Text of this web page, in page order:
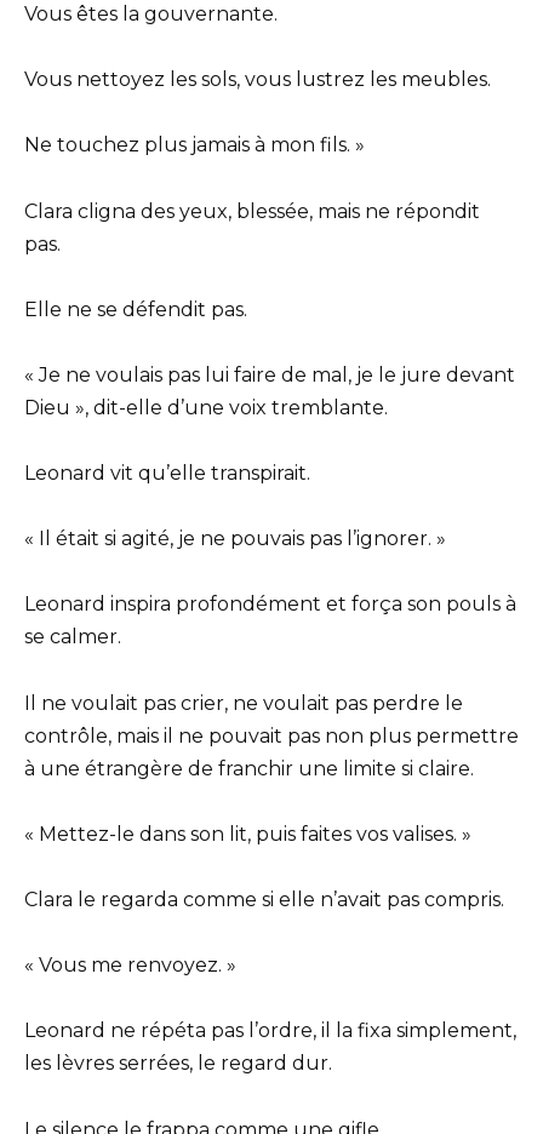
Vous êtes la gouvernante.
Vous nettoyez les sols, vous lustrez les meubles.
Ne touchez plus jamais à mon fils. »
Clara cligna des yeux, blessée, mais ne répondit
pas.
Elle ne se défendit pas.
« Je ne voulais pas lui faire de mal, je le jure devant
Dieu », dit-elle d’une voix tremblante.
Leonard vit qu’elle transpirait.
« Il était si agité, je ne pouvais pas l’ignorer. »
Leonard inspira profondément et força son pouls à
se calmer.
Il ne voulait pas crier, ne voulait pas perdre le
contrôle, mais il ne pouvait pas non plus permettre
à une étrangère de franchir une limite si claire.
« Mettez-le dans son lit, puis faites vos valises. »
Clara le regarda comme si elle n’avait pas compris.
« Vous me renvoyez. »
Leonard ne répéta pas l’ordre, il la fixa simplement,
les lèvres serrées, le regard dur.
Le silence le frappa comme une gifle.